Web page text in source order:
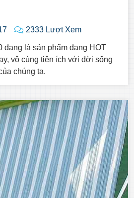
2333 Lượt Xem
đang là sản phẩm đang HOT
vô cùng tiện ích với đời sống
chúng ta.